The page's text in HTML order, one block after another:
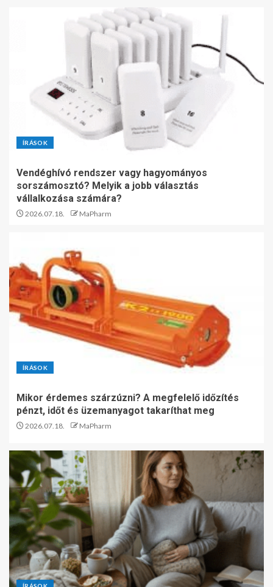
ÍRÁSOK
Vendéghívó rendszer vagy hagyományos
sorszámosztó? Melyik a jobb választás
vállalkozása számára?
2026.07.18. MaPharm
ÍRÁSOK
Mikor érdemes szárzúzni? A megfelelő időzítés
pénzt, időt és üzemanyagot takaríthat meg
2026.07.18. MaPharm